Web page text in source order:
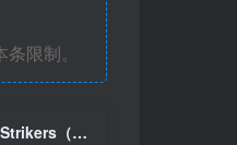
限制。
女神异闻录p5s对决：幽灵先锋/Persona 5 Scramble: The Phantom Strikers（包含豪华版DLC）